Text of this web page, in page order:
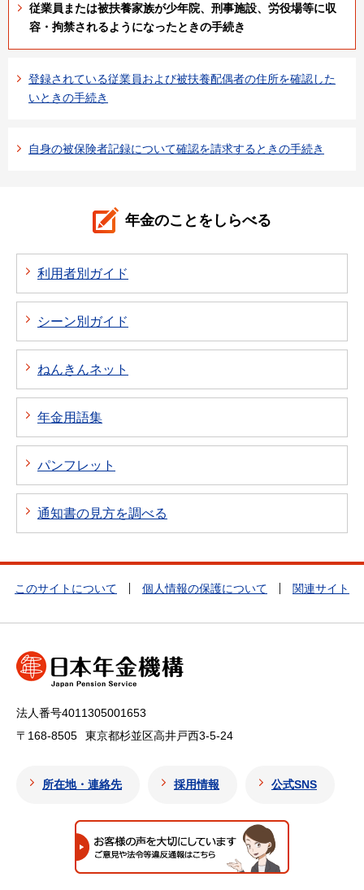
従業員または被扶養家族が少年院、刑事施設、労役場等に収
容・拘禁されるようになったときの手続き
登録されている従業員および被扶養配偶者の住所を確認した
いときの手続き
自身の被保険者記録について確認を請求するときの手続き
年金のことをしらべる
利用者別ガイド
シーン別ガイド
ねんきんネット
年金用語集
パンフレット
通知書の見方を調べる
このサイトについて 個人情報の保護について 関連サイト
法人番号4011305001653
〒168-8505
東京都杉並区高井戸西3-5-24
所在地・連絡先 採用情報 公式SNS